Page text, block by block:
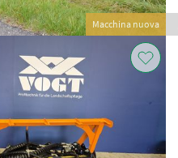
Macchina nuova